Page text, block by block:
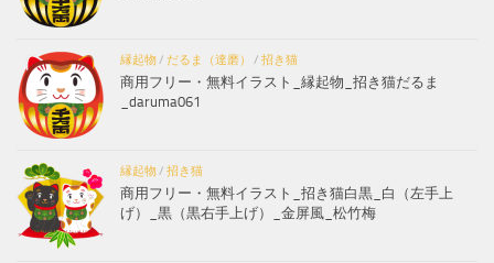
縁起物/ だるま（達磨） / 招き猫
商用フリー・無料イラスト_縁起物_招き猫だるま
_daruma061
縁起物/ 招き猫
商用フリー・無料イラスト_招き猫白黒_白（左手上
げ）_黒（黒右手上げ）_金屏風_松竹梅